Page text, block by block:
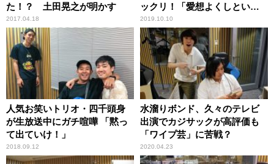
た！？ 土田晃之が明かす
2017.04.18
ックリ！「愛想よくしといて
良かった」
2019.10.10
人気お笑いトリオ・四千頭身
が生放送中にガチ喧嘩 「黙っ
て出ていけ！」
2018.09.12
水溜りボンド、久々のテレビ
出演でカジサックが高評価も
「ワイプ芸」に苦戦？
2020.04.23